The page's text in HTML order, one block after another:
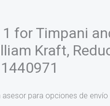
for Timpani
Kraft,
asesor para opciones de envío